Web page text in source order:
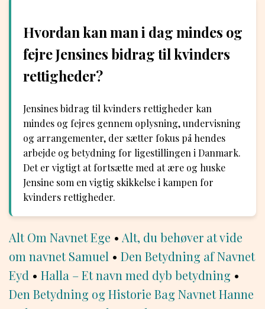
Hvordan kan man i dag mindes og
fejre Jensines bidrag til kvinders
rettigheder?
Jensines bidrag til kvinders rettigheder kan
mindes og fejres gennem oplysning, undervisning
og arrangementer, der sætter fokus på hendes
arbejde og betydning for ligestillingen i Danmark.
Det er vigtigt at fortsætte med at ære og huske
Jensine som en vigtig skikkelse i kampen for
kvinders rettigheder.
Alt Om Navnet Ege • Alt, du behøver at vide
om navnet Samuel • Den Betydning af Navnet
Eyd • Halla – Et navn med dyb betydning •
Den Betydning og Historie Bag Navnet Hanne